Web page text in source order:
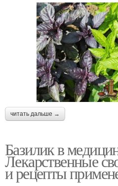
читать дальше →
Базилик в
Лекарственные
и рецепты